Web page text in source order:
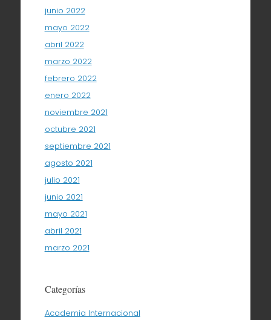
junio 2022
mayo 2022
abril 2022
marzo 2022
febrero 2022
enero 2022
noviembre 2021
octubre 2021
septiembre 2021
agosto 2021
julio 2021
junio 2021
mayo 2021
abril 2021
marzo 2021
Categorías
Academia Internacional